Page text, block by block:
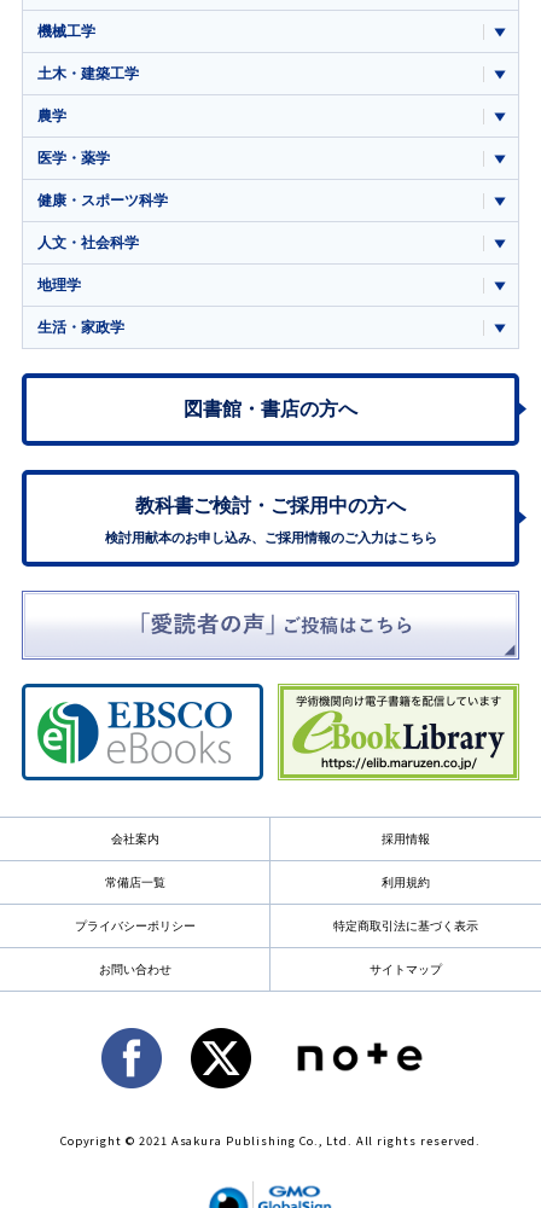
機械工学
土木・建築工学
農学
医学・薬学
健康・スポーツ科学
人文・社会科学
地理学
生活・家政学
図書館・書店の方へ
教科書ご検討・ ご採用中の方へ
検討用献本のお申し込み、ご採用情報のご入力はこちら
会社案内 採用情報
常備店一覧 利用規約
プライバシーポリシー 特定商取引法に基づく表示
お問い合わせ サイトマップ
Copyright © 2021 Asakura Publishing Co., Ltd. All rights reserved.